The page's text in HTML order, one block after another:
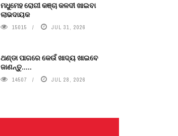
ମଧୁମେହ ରୋଗୀ କଞ୍ଚା କଳଦୀ ଖାଇବା
ଲାଭଦାୟକ
15015 JUL 31, 2026
ଥଣ୍ଡା ପାଗରେ କେଉଁ ଖାଦ୍ୟ ଖାଇବେ
ଜାଣନ୍ତୁ.....
14507 JUL 28, 2026